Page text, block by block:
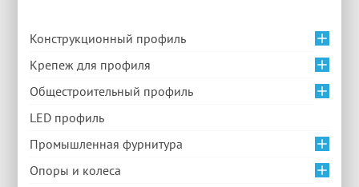
Конструкционный профиль
Крепеж для профиля
Общестроительный профиль
LED профиль
Промышленная фурнитура
Опоры и колеса